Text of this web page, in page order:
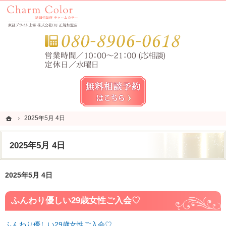
ホーム
2025年5月 4日
2025年5月 4日
錦糸町・亀戸・平井の結婚相談所なら当相談所へ。
錦糸町・亀戸・平井の結婚相談所なら短期成婚を目指すCharm Color (チャームカラー)
2025年5月 4日
ふんわり優しい29歳女性ご入会♡
ホーム
2025年5月 4日